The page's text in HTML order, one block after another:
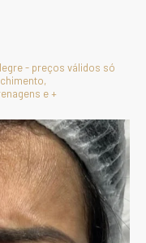
- preços válidos só
e +